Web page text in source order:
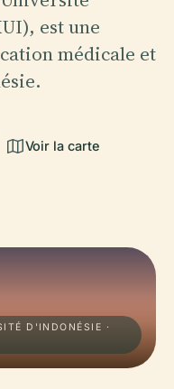
est une
médicale et
Voir la carte
D'INDONÉSIE ·